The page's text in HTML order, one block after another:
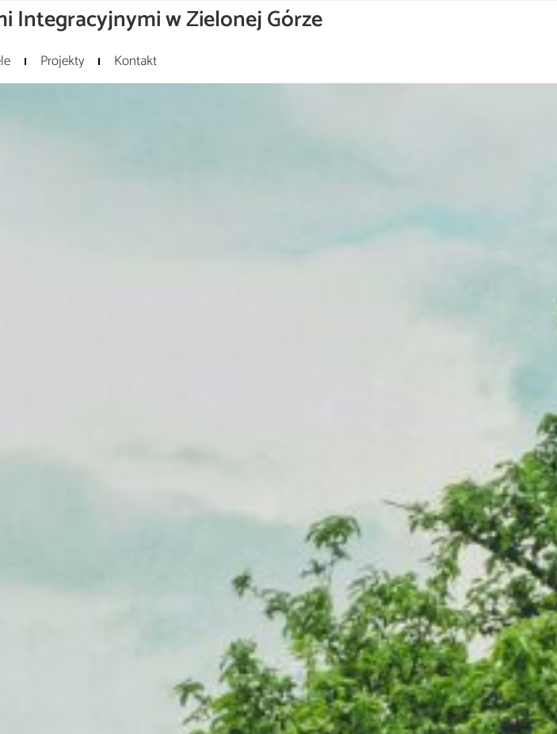
Integracyjnymi w Zielonej Górze
Projekty Kontakt